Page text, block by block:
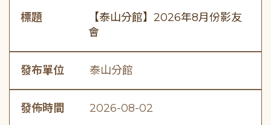
標題
【泰山分館】2026年8月份影友
會
發布單位 泰山分館
發佈時間 2026-08-02